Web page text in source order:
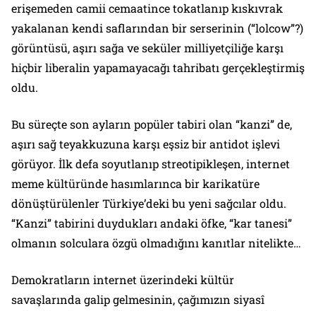
erişemeden camii cemaatince tokatlanıp kıskıvrak
yakalanan kendi saflarından bir serserinin (“lolcow”?)
görüntüsü, aşırı sağa ve seküler milliyetçiliğe karşı
hiçbir liberalin yapamayacağı tahribatı gerçekleştirmiş
oldu.
Bu süreçte son ayların popüler tabiri olan “kanzi” de,
aşırı sağ teyakkuzuna karşı eşsiz bir antidot işlevi
görüyor. İlk defa soyutlanıp streotipikleşen, internet
meme kültüründe hasımlarınca bir karikatüre
dönüştürülenler Türkiye’deki bu yeni sağcılar oldu.
“Kanzi” tabirini duydukları andaki öfke, “kar tanesi”
olmanın solculara özgü olmadığını kanıtlar nitelikte…
Demokratların internet üzerindeki kültür
savaşlarında galip gelmesinin, çağımızın siyasî